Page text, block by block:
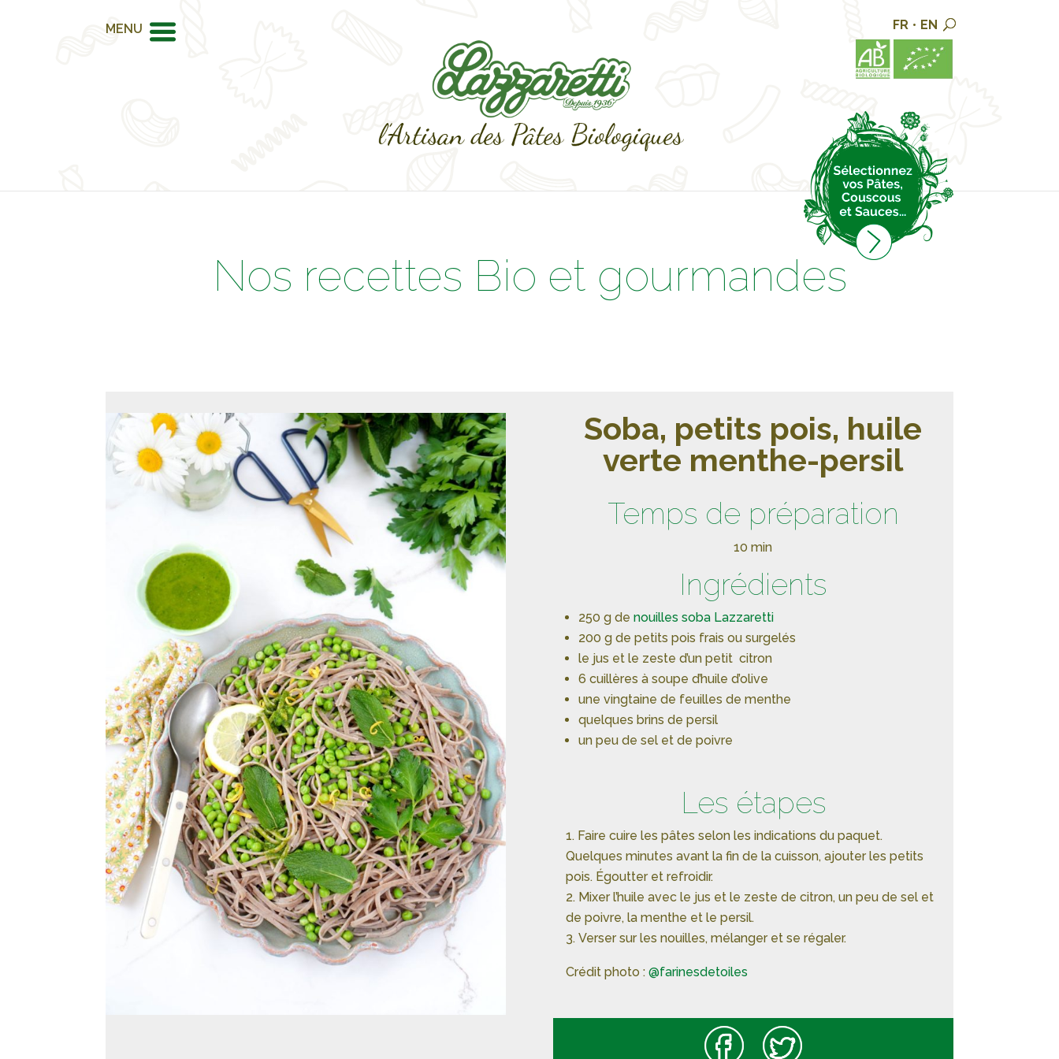
MENU FR • EN
Nos recettes Bio et gourmandes
Soba, petits pois, huile
verte menthe-persil
Temps de préparation
10 min
Ingrédients
250 g de nouilles soba Lazzaretti
200 g de petits pois frais ou surgelés
le jus et le zeste d’un petit citron
6 cuillères à soupe d’huile d’olive
une vingtaine de feuilles de menthe
quelques brins de persil
un peu de sel et de poivre
Les étapes
Faire cuire les pâtes selon les indications du paquet.
Quelques minutes avant la fin de la cuisson, ajouter les petits
pois. Égoutter et refroidir.
Mixer l’huile avec le jus et le zeste de citron, un peu de sel et
de poivre, la menthe et le persil.
Verser sur les nouilles, mélanger et se régaler.
Crédit photo : @farinesdetoiles